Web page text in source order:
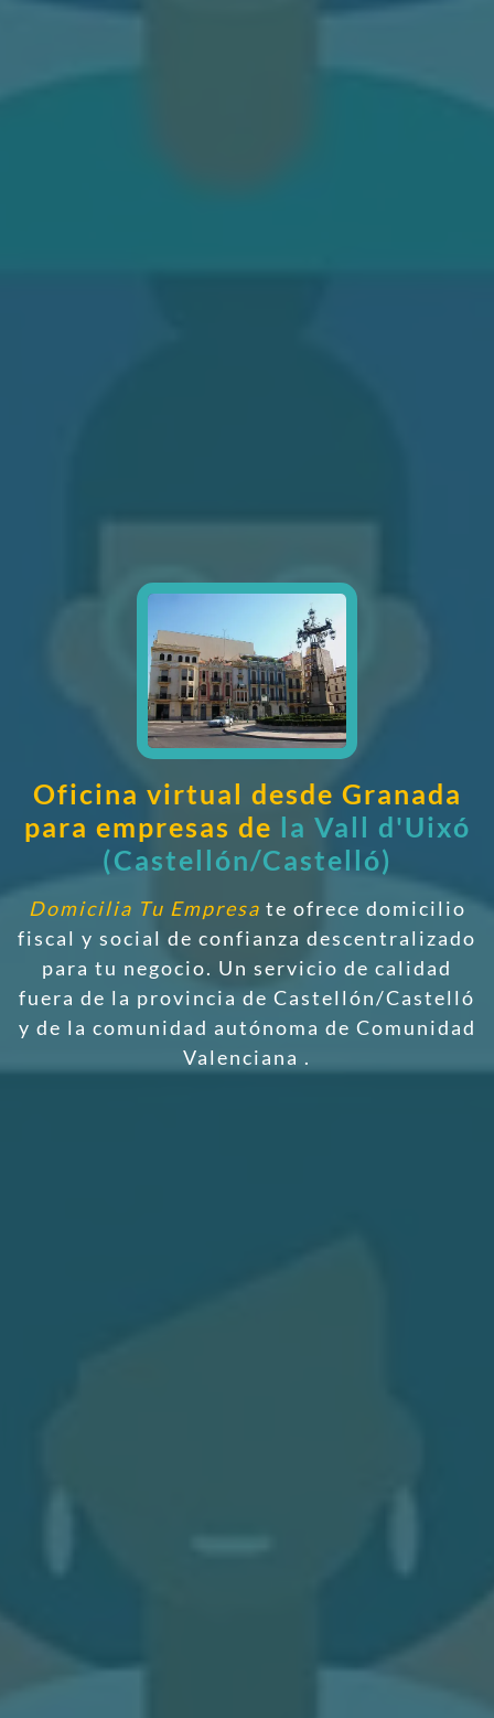
Oficina virtual desde Granada
para empresas de la Vall d'Uixó
(Castellón/Castelló)
Domicilia Tu Empresa te ofrece domicilio
fiscal y social de confianza descentralizado
para tu negocio. Un servicio de calidad
fuera de la provincia de Castellón/Castelló
y de la comunidad autónoma de Comunidad
Valenciana .